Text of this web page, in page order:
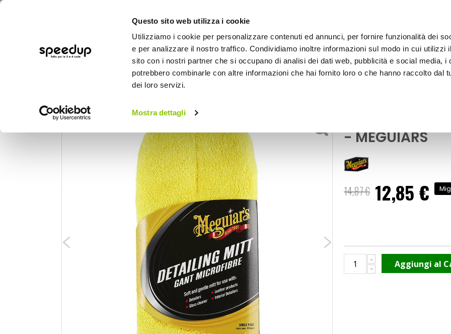
Questo sito web utilizza i cookie
Utilizziamo i cookie per personalizzare contenuti ed annunci, per fornire funzionalità dei
e per analizzare il nostro traffico. Condividiamo inoltre informazioni sul modo in cui utilizzi
sito con i nostri partner che si occupano di analisi dei dati web, pubblicità e social media, i
potrebbero combinarle con altre informazioni che hai fornito loro o che hanno raccolto dal
dei loro servizi.
Mostra dettagli
BICI OUTDOOR
Home
- MEGUIARS
14,87 € Prezzo
speciale
12,85 €
Aggiungi al